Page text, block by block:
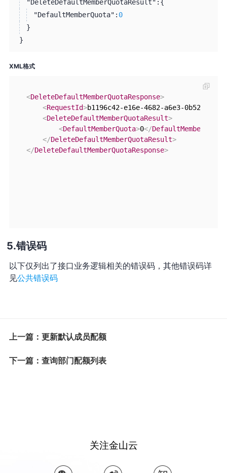
"DeleteDefaultMemberQuotaResult": {
"DefaultMemberQuota": 0
}
}
XML格式
<DeleteDefaultMemberQuotaResponse>
<RequestId>b1196c42-e16e-4682-a6e3-
<DeleteDefaultMemberQuotaResult>
<DefaultMemberQuota>0</DefaultMemberQuota
</DeleteDefaultMemberQuotaResult>
</DeleteDefaultMemberQuotaResponse>
错误码
以下仅列出了接口业务逻辑相关的错误码，其他错误码详
见公共错误码
上一篇：更新默认成员配额
下一篇：查询部门配额列表
关注金山云